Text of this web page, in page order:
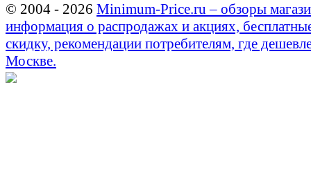
© 2004 - 2026 Minimum-Price.ru – обзоры
информация о распродажах и акциях,
скидку, рекомендации потребителям, где
Москве.